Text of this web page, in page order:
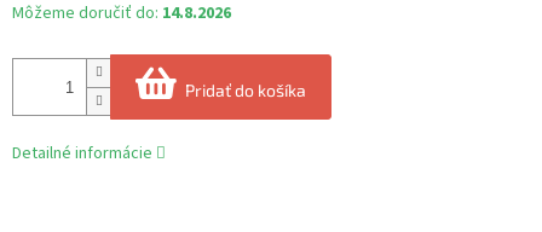
Môžeme doručiť do: 14.8.2026
Pridať do košíka
Detailné informácie